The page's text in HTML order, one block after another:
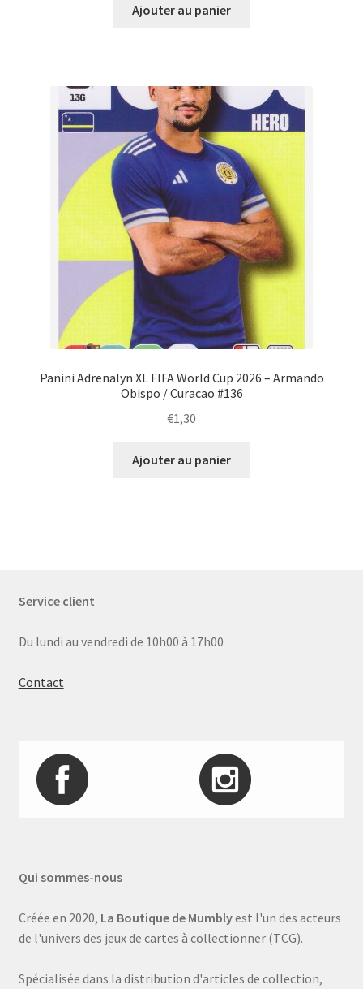
Ajouter au panier
Panini Adrenalyn XL FIFA World Cup 2026 – Armando
Obispo / Curacao #136
€1,30
Ajouter au panier
Service client
Du lundi au vendredi de 10h00 à 17h00
Contact
Qui sommes-nous
Créée en 2020, La Boutique de Mumblyest l'un des acteurs
de l'univers des jeux de cartes à collectionner (TCG).
Spécialisée dans la distribution d'articles de collection,